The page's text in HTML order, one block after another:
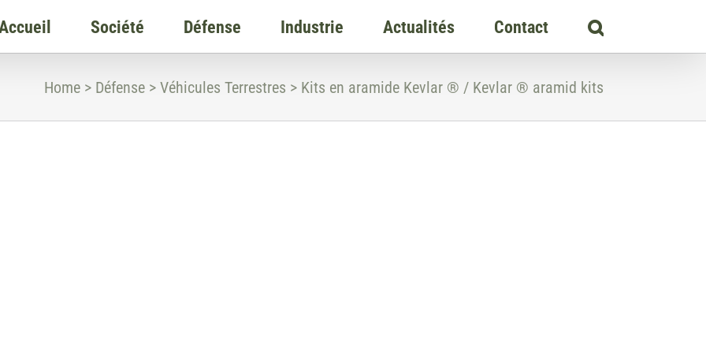
Société Défense Industrie Actualités Contact
Home > Défense > Véhicules Terrestres > Kits en aramide Kevlar ® / Kevlar ® aramid kits